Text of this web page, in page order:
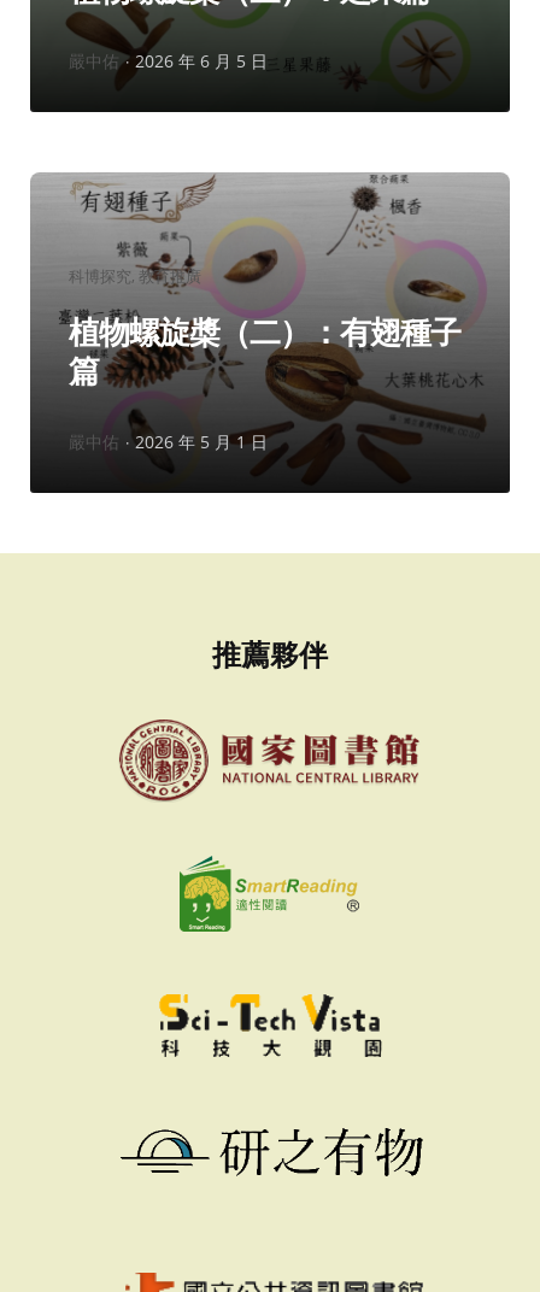
作
嚴中佑 2026 年 6 月 5 日
分
類：
科博探究 教育推廣
植物螺旋槳（二）：有翅種子
篇
作
嚴中佑 2026 年 5 月 1 日
推薦夥伴